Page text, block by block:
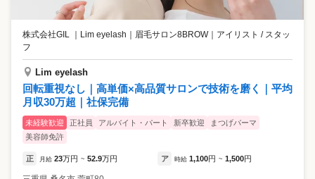
株式会社GIL ｜Lim eyelash｜眉毛サロン8BROW｜ アイリスト / スタッ
フ
Lim eyelash
回転重視なし｜高単価×高品質サロンで技術を磨く｜平均
月収30万超｜社保完備
未経験歓迎 正社員 アルバイト・パート 新卒歓迎
まつげパーマ
美容師免許
正 月給 23万円 ~ 52.9万円 ア 時給 1,100円 ~ 1,500円